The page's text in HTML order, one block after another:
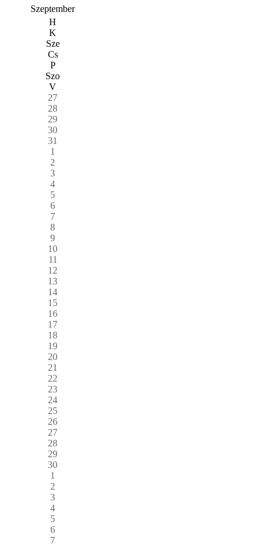
Szeptember
H
K
Sze
Cs
P
Szo
V
27
28
29
30
31
1
2
3
4
5
6
7
8
9
10
11
12
13
14
15
16
17
18
19
20
21
22
23
24
25
26
27
28
29
30
1
2
3
4
5
6
7